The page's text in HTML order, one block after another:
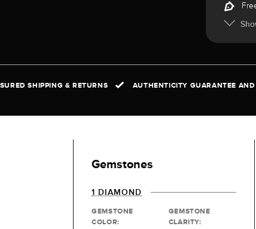
SHIPPING & RETURNS AUTHENTICITY GUARANTEE AND
Gemstones
1 DIAMOND
GEMSTONE
COLOR:
GEMSTONE
CLARITY: